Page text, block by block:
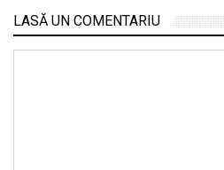
LASĂ UN COMENTARIU